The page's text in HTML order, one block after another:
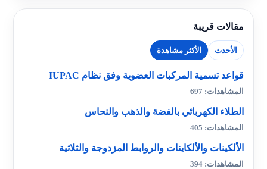
مقالات قريبة
الأحدث الأكثر مشاهدة
قواعد تسمية المركبات العضوية وفق نظام IUPAC
المشاهدات: 697
الطلاء الكهربائي بالفضة والذهب والنحاس
المشاهدات: 405
الألكينات والألكاينات والروابط المزدوجة والثلاثية
المشاهدات: 394